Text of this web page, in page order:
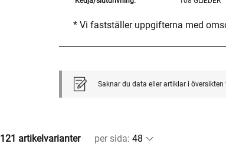
* Vi fastställer uppgifterna med
Saknar du data eller artiklar i
121 artikelvarianter per sida: